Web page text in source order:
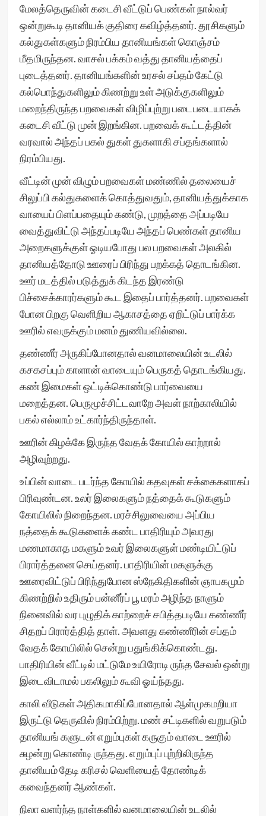
மேலத்தெருவின் கடைசி வீட்டுப் பெண்கள் நால்வர்
ஒன்றுகூடி தானியக் குதிரை கவிழ்த்தனர். தூசிகளும்
கல்துகள்களும் நிரம்பிய தானியங்கள் கொஞ்சம்
மீதமிருந்தன. வாசல் பக்கம் வத்து தானியத்தைப்
புடைத்தனர். தானியங்களின் உரசல் சப்தம் கேட்டு
கல்பொந்துகளிலும் கிணற்று உள் அடுக்குகளிலும்
மறைந்திருந்த பறவைகள் விழிப்புற்று படைபடையாகக்
கடைசி வீட்டு முன் இறங்கின. பறவைக் கூட்டத்தின்
வரவால் அந்தப் பகல் துகள் துகளாகி சப்தங்களால்
நிரம்பியது.
வீட்டின் முன் விழும் பறவைகள் மண்ணில் தலையைச்
சிலுப்பி கல்துகளைக் கொத்துவதும், தானியத்துக்காக
வாயைப் பிளப்பதையும் கண்டு, முறத்தை அப்படியே
வைத்துவிட்டு அந்தப்படியே அந்தப் பெண்கள் தானிய
அறைகளுக்குள் ஓடியபோது பல பறவைகள் அலகில்
தானியத்தோடு ஊரைப் பிரிந்து பறக்கத் தொடங்கின.
ஊர் மடத்தில் படுத்துக் கிடந்த இரண்டு
பிச்சைக்காரர்களும் கூட இதைப் பார்த்தனர். பறவைகள்
போன பிறகு வெளிறிய ஆகாசத்தை ஏறிட்டுப் பார்க்க
ஊரில் எவருக்கும் மனம் துணியவில்லை.
தண்ணீர் அருகிப்போனதால் வனமாலையின் உடலில்
கசகசப்பும் காளான் வாடையும் பெருகத் தொடங்கியது.
கண் இமைகள் ஒட்டிக்கொண்டு பார்வையை
மறைத்தன. பெருமூச்சிட்டவாறே அவள் நாற்காலியில்
பகல் எல்லாம் உட்கார்ந்திருந்தாள்.
ஊரின் கிழக்கே இருந்த வேதக் கோயில் காற்றால்
அழிவுற்றது.
உப்பின் வாடை படர்ந்த கோயில் கதவுகள் சக்கைகளாகப்
பிரிவுண்டன. உலர் இலைகளும் நத்தைக் கூடுகளும்
கோயிலில் நிறைந்தன. மரச்சிலுவையை அப்பிய
நத்தைக் கூடுகளைக் கண்ட பாதிரியும் அவரது
மணமாகாத மகளும் உவர் இலைகளுள் மண்டியிட்டுப்
பிரார்த்தனை செய்தனர். பாதிரியின் மகளுக்கு
ஊரைவிட்டுப் பிரிந்துபோன ஸ்நேகிதிகளின் ஞாபகமும்
கிணற்றில் உதிரும் பன்னீர்ப் பூ மரம் அழிந்த நாளும்
நினைவில் வர புழுதிக் காற்றைச் சபித்தபடியே கண்ணீர்
சிதறப் பிரார்த்தித் தாள். அவளது கண்ணீரின் சப்தம்
வேதக் கோயிலில் சென்று பதுங்கிக்கொண்டது.
பாதிரியின் வீட்டில் மட்டுமே உயிரோடி ருந்த சேவல் ஒன்று
இடைவிடாமல் பகலிலும் கூவி ஓய்ந்தது.
காலி வீடுகள் அதிகமாகிப்போனதால் ஆள்முகமறியா
இருட்டு தெருவில் நிரம்பிற்று. மண் சட்டிகளில் வறுபடும்
தானியங் களுடன் எறும்புகள் கருகும் வாடை ஊரில்
சுழன்று கொண்டி ருந்தது. எறும்புப் புற்றிலிருந்த
தானியம் தேடி கரிசல் வெளியைத் தோண்டிக்
கவைந்தனர் ஆண்கள்.
நிலா வளர்ந்த நாள்களில் வனமாலையின் உடலில்